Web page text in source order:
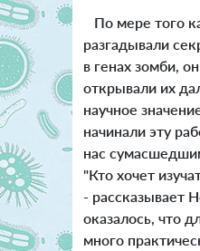
По мере того
разгадывали
в генах зомби,
открывали их
научное
начинали эту
нас
"Кто хочет
- рассказывает
оказалось, что
много